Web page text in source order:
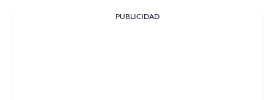
PUBLICIDAD